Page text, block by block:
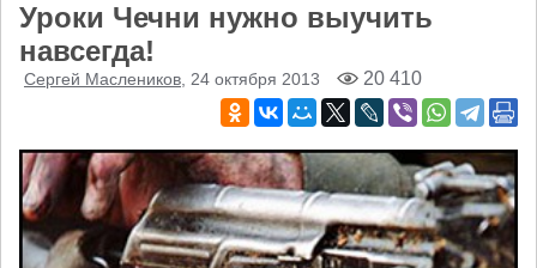
Уроки Чечни нужно выучить
навсегда!
Сергей Маслеников , 24 октября 2013 20 410